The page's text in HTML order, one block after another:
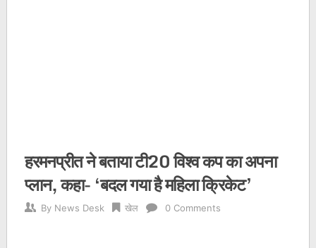
हरमनप्रीत ने बताया टी20 विश्व कप का अपना
प्लान, कहा- ‘बदल गया है महिला क्रिकेट’
By News Desk खेल 0 Comments